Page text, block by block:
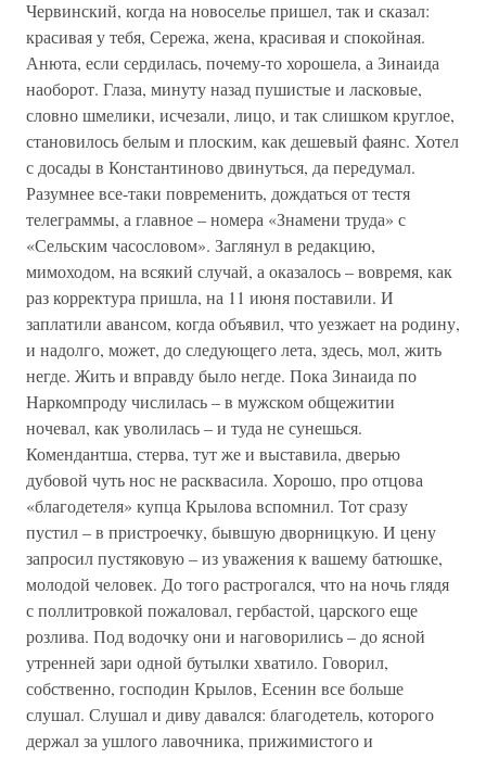
Червинский, когда на новоселье пришел, так и сказал:
красивая у тебя, Сережа, жена, красивая и спокойная.
Анюта, если сердилась, почему-то хорошела, а Зинаида
наоборот. Глаза, минуту назад пушистые и ласковые,
словно шмелики, исчезали, лицо, и так слишком круглое,
становилось белым и плоским, как дешевый фаянс. Хотел
с досады в Константиново двинуться, да передумал.
Разумнее все-таки повременить, дождаться от тестя
телеграммы, а главное – номера «Знамени труда» с
«Сельским часословом». Заглянул в редакцию,
мимоходом, на всякий случай, а оказалось – вовремя, как
раз корректура пришла, на 11 июня поставили. И
заплатили авансом, когда объявил, что уезжает на родину,
и надолго, может, до следующего лета, здесь, мол, жить
негде. Жить и вправду было негде. Пока Зинаида по
Наркомпроду числилась – в мужском общежитии
ночевал, как уволилась – и туда не сунешься.
Комендантша, стерва, тут же и выставила, дверью
дубовой чуть нос не расквасила. Хорошо, про отцова
«благодетеля» купца Крылова вспомнил. Тот сразу
пустил – в пристроечку, бывшую дворницкую. И цену
запросил пустяковую – из уважения к вашему батюшке,
молодой человек. До того растрогался, что на ночь глядя
с поллитровкой пожаловал, гербастой, царского еще
розлива. Под водочку они и наговорились – до ясной
утренней зари одной бутылки хватило. Говорил,
собственно, господин Крылов, Есенин все больше
слушал. Слушал и диву давался: благодетель, которого
держал за ушлого лавочника, прижимистого и